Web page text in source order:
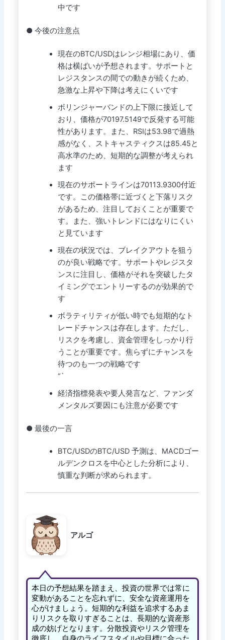
中です
● 今後の注意点
現在のBTC/USDはレンジ相場にあり、価
格は横ばいが予想されます。サポートと
レジスタンスの間での動きが続くため、
急激な上昇や下降は考えにくいです
ボリンジャーバンドの上下限に接近して
おり、価格が70197.5149で反発する可能
性があります。また、RSIは53.98で過熱
感がなく、ストキャスティクスは85.45と
高水準のため、短期的な調整が考えられ
ます
現在のサポートラインは70113.9300付近
です。この価格帯に近づくと下落リスク
があるため、注目しておくことが重要で
す。また、強いトレンドにはなりにくい
と見ています
現在の状況では、ブレイクアウトを狙う
のが良い戦略です。サポートやレジスタ
ンスに注目し、価格がそれを突破したタ
イミングでエントリーするのが効果的で
す
ボラティリティが低い時でも短期的なト
レードチャンスは存在します。ただし、
リスクを考慮し、資金管理をしっかり行
うことが重要です。焦らずにチャンスを
待つのも一つの戦略です
“`
経済指標発表や要人発言など、ファンダ
メンタルズ要因にも注意が必要です
● 最後の一言
BTC/USDのBTC/USD 予測は、MACDゴー
ルデンクロスを中心とした分析により、
慎重な判断が求められます。
アルゴ
本日の予想結果を踏まえ、投資の世界では常に
変動があることを忘れずに、安全な資産運用を
心がけましょう。短期的な利益を追求するあま
りリスクを取りすぎることは、長期的な資産形
成の妨げとなります。分散投資やリスク管理を